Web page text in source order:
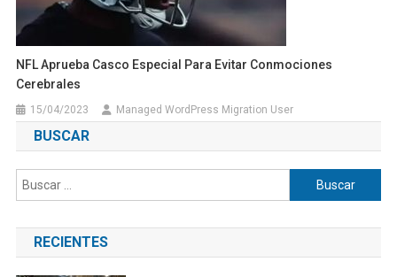
NFL Aprueba Casco Especial Para Evitar Conmociones
Cerebrales
15/04/2023 Managed WordPress Migration User
BUSCAR
Buscar:
RECIENTES